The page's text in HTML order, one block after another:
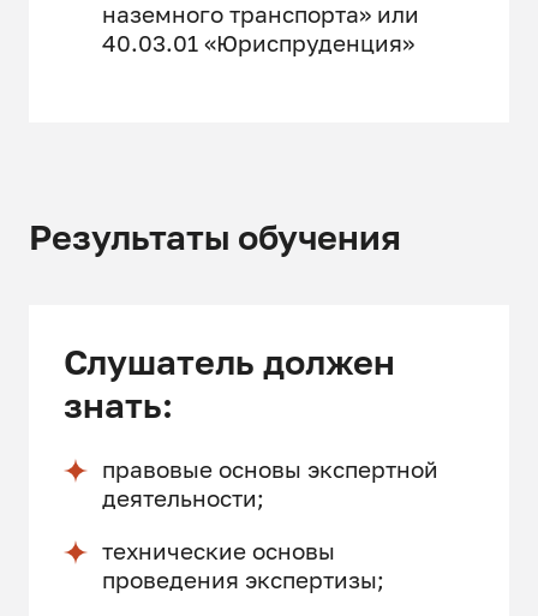
наземного транспорта» или
40.03.01 «Юриспруденция»
Результаты обучения
Слушатель должен
знать:
правовые основы экспертной
деятельности;
технические основы
проведения экспертизы;